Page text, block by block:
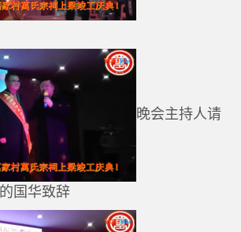
晚会主持人请
国华致辞